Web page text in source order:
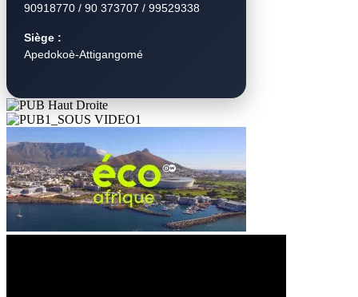
90918770 / 90 373707 / 99529338
Siège :
Apedokoè-Attigangomé